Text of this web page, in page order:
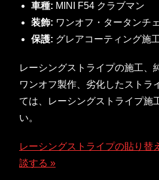
車種: MINI F54 クラブマン
装飾: ワンオフ・タータンチ
保護: グレアコーティング施
レーシングストライプの施工、
ワンオフ製作、劣化したストラ
ては、レーシングストライプ施
い。
レーシングストライプの貼り替
談する »